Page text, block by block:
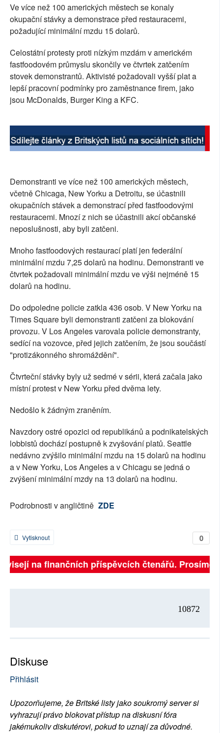
SOCIÁLNÍ SÍTĚ
RUBRIKY
PLNÁ VERZE STRÁNEK
Ve více než 100 amerických městech se konaly
okupační stávky a demonstrace před restauracemi,
požadující minimální mzdu 15 dolarů.
Celostátní protesty proti nízkým mzdám v americkém
fastfoodovém průmyslu skončily ve čtvrtek zatčením
stovek demonstrantů. Aktivisté požadovali vyšší plat a
lepší pracovní podmínky pro zaměstnance firem, jako
jsou McDonalds, Burger King a KFC.
Demonstranti ve více než 100 amerických městech,
včetně Chicaga, New Yorku a Detroitu, se účastnili
okupačních stávek a demonstrací před fastfoodovými
restauracemi. Mnozí z nich se účastnili akcí občanské
neposlušnosti, aby byli zatčeni.
Mnoho fastfoodových restaurací platí jen federální
minimální mzdu 7,25 dolarů na hodinu. Demonstranti ve
čtvrtek požadovali minimální mzdu ve výši nejméně 15
dolarů na hodinu.
Do odpoledne policie zatkla 436 osob. V New Yorku na
Times Square byli demonstranti zatčeni za blokování
provozu. V Los Angeles varovala policie demonstranty,
sedící na vozovce, před jejich zatčením, že jsou součástí
"protizákonného shromáždění".
Čtvrteční stávky byly už sedmé v sérii, která začala jako
místní protest v New Yorku před dvěma lety.
Nedošlo k žádným zraněním.
Navzdory ostré opozici od republikánů a podnikatelských
lobbistů dochází postupně k zvyšování platů. Seattle
nedávno zvýšilo minimální mzdu na 15 dolarů na hodinu
a v New Yorku, Los Angeles a v Chicagu se jedná o
zvýšení minimální mzdy na 13 dolarů na hodinu.
Podrobnosti v angličtině ZDE
0
Vytisknout
na finančních příspěvcích čtenářů. Prosíme,
10872
Diskuse
Přihlásit
Upozorňujeme, že Britské listy jako soukromý server si
vyhrazují právo blokovat přístup na diskusní fóra
jakémukoliv diskutérovi, pokud to uznají za důvodné.